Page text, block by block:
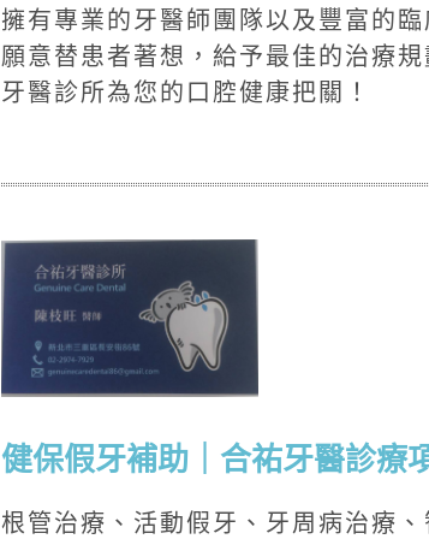
擁有專業的牙醫師團隊以及豐富的
願意替患者著想，給予最佳的治療
牙醫診所為您的口腔健康把關！
健保假牙補助｜合祐牙醫診療
根管治療、活動假牙、牙周病治療